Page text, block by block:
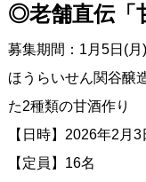
◎老舗直伝「
募集期間：1月5日(
ほうらいせん関谷醸
た2種類の甘酒作り
【日時】2026年2月
【定員】16名